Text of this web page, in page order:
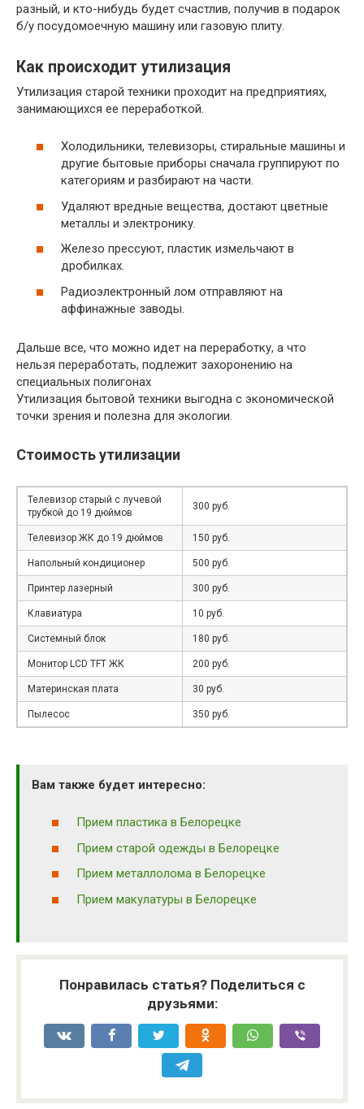
разный, и кто-нибудь будет счастлив, получив в подарок
б/у посудомоечную машину или газовую плиту.
Как происходит утилизация
Утилизация старой техники проходит на предприятиях,
занимающихся ее переработкой.
Холодильники, телевизоры, стиральные машины и
другие бытовые приборы сначала группируют по
категориям и разбирают на части.
Удаляют вредные вещества, достают цветные
металлы и электронику.
Железо прессуют, пластик измельчают в
дробилках.
Радиоэлектронный лом отправляют на
аффинажные заводы.
Дальше все, что можно идет на переработку, а что
нельзя переработать, подлежит захоронению на
специальных полигонах
Утилизация бытовой техники выгодна с экономической
точки зрения и полезна для экологии.
Стоимость утилизации
Телевизор старый с лучевой
трубкой до 19 дюймов
300 руб.
Телевизор ЖК до 19 дюймов 150 руб.
Напольный кондиционер 500 руб.
Принтер лазерный 300 руб.
Клавиатура 10 руб.
Системный блок 180 руб.
Монитор LCD TFT ЖК 200 руб.
Материнская плата 30 руб.
Пылесос 350 руб.
Вам также будет интересно:
Прием пластика в Белорецке
Прием старой одежды в Белорецке
Прием металлолома в Белорецке
Прием макулатуры в Белорецке
Понравилась статья? Поделиться с
друзьями: